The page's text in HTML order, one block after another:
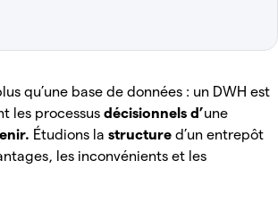
qu’une base de données : un DWH est
les processusdécisionnels d’une
Étudions lastructured’un entrepôt
les inconvénients et les